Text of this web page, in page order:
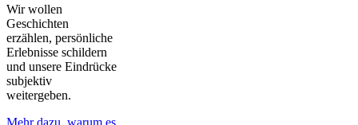
Wir wollen
Geschichten
erzählen, persönliche
Erlebnisse schildern
und unsere Eindrücke
subjektiv
weitergeben.